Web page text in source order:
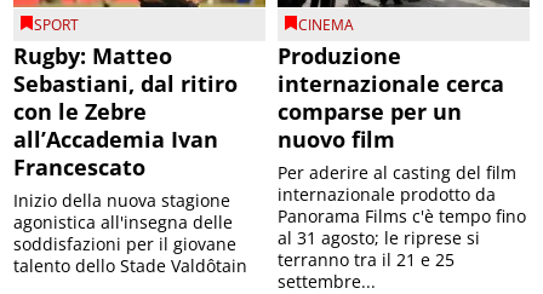
SPORT
Rugby: Matteo
Sebastiani, dal ritiro
con le Zebre
all’Accademia Ivan
Francescato
Inizio della nuova stagione
agonistica all'insegna delle
soddisfazioni per il giovane
talento dello Stade Valdôtain
CINEMA
Produzione
internazionale cerca
comparse per un
nuovo film
Per aderire al casting del film
internazionale prodotto da
Panorama Films c'è tempo fino
al 31 agosto; le riprese si
terranno tra il 21 e 25
settembre...